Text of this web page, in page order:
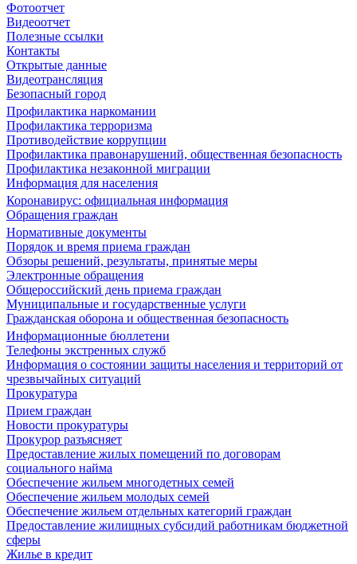
Фотоотчет
Видеоотчет
Полезные ссылки
Контакты
Открытые данные
Видеотрансляция
Безопасный город
Профилактика наркомании
Профилактика терроризма
Противодействие коррупции
Профилактика правонарушений, общественная безопасность
Профилактика незаконной миграции
Информация для населения
Коронавирус: официальная информация
Обращения граждан
Нормативные документы
Порядок и время приема граждан
Обзоры решений, результаты, принятые меры
Электронные обращения
Общероссийский день приема граждан
Муниципальные и государственные услуги
Гражданская оборона и общественная безопасность
Информационные бюллетени
Телефоны экстренных служб
Информация о состоянии защиты населения и территорий от
чрезвычайных ситуаций
Прокуратура
Прием граждан
Новости прокуратуры
Прокурор разъясняет
Предоставление жилых помещений по договорам
социального найма
Обеспечение жильем многодетных семей
Обеспечение жильем молодых семей
Обеспечение жильем отдельных категорий граждан
Предоставление жилищных субсидий работникам бюджетной
сферы
Жилье в кредит